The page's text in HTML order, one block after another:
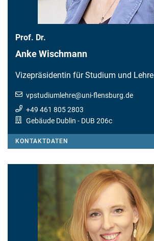
Prof. Dr.
Anke Wischmann
Vizepräsidentin für Studium und Lehre
vpstudiumlehre@uni-flensburg.de
+49 461 805 2803
Gebäude Dublin - DUB 206c
KONTAKTDATEN